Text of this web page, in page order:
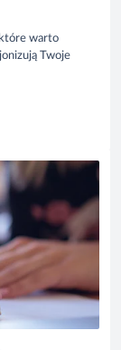
warto
Twoje